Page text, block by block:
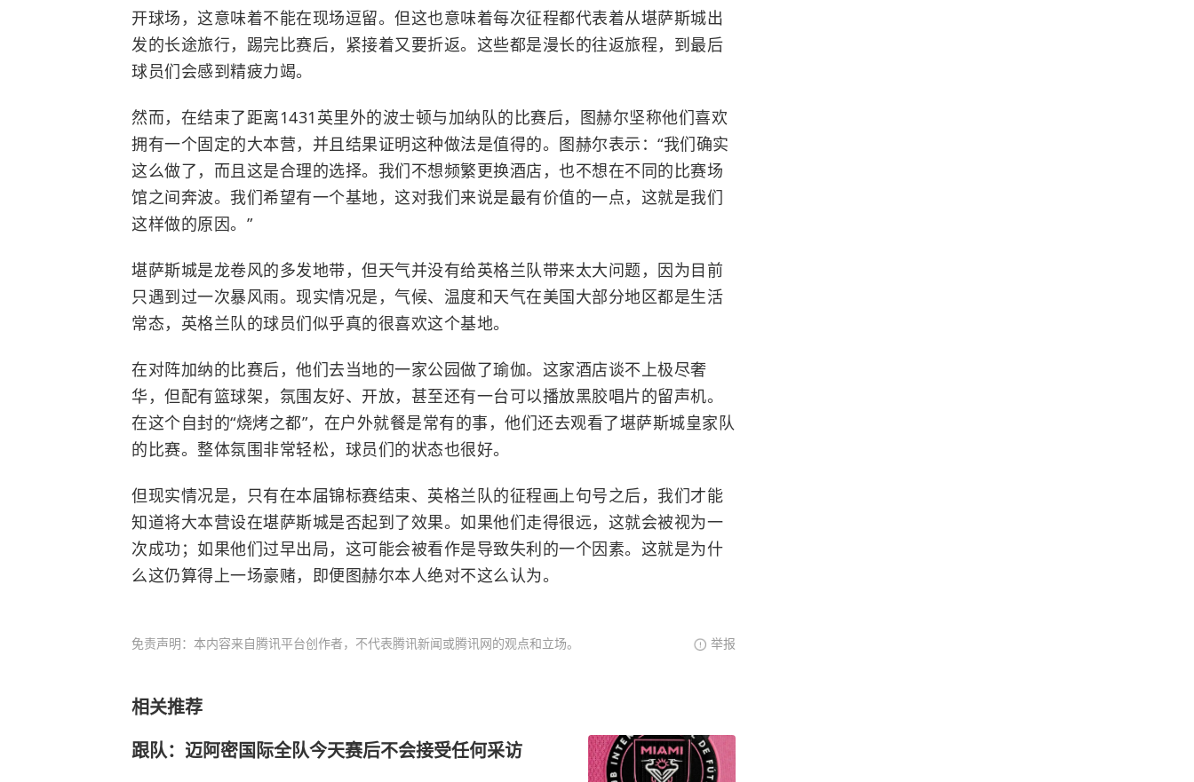
开球场，这意味着不能在现场逗留。但这也意味着每次征程都代表着从堪萨斯城出
发的长途旅行，踢完比赛后，紧接着又要折返。这些都是漫长的往返旅程，到最后
球员们会感到精疲力竭。
然而，在结束了距离1431英里外的波士顿与加纳队的比赛后，图赫尔坚称他们喜欢
拥有一个固定的大本营，并且结果证明这种做法是值得的。 图赫尔表示：“我们确实
这么做了，而且这是合理的选择。我们不想频繁更换酒店，也不想在不同的比赛场
馆之间奔波。我们希望有一个基地，这对我们来说是最有价值的一点，这就是我们
这样做的原因。”
堪萨斯城是龙卷风的多发地带，但天气并没有给英格兰队带来太大问题，因为目前
只遇到过一次暴风雨。现实情况是，气候、温度和天气在美国大部分地区都是生活
常态，英格兰队的球员们似乎真的很喜欢这个基地。
在对阵加纳的比赛后，他们去当地的一家公园做了瑜伽。 这家酒店谈不上极尽奢
华，但配有篮球架，氛围友好、开放，甚至还有一台可以播放黑胶唱片的留声机。
在这个自封的“烧烤之都”，在户外就餐是常有的事，他们还去观看了堪萨斯城皇家队
的比赛。整体氛围非常轻松，球员们的状态也很好。
但现实情况是，只有在本届锦标赛结束、英格兰队的征程画上句号之后，我们才能
知道将大本营设在堪萨斯城是否起到了效果。如果他们走得很远，这就会被视为一
次成功；如果他们过早出局，这可能会被看作是导致失利的一个因素。这就是为什
么这仍算得上一场豪赌，即便图赫尔本人绝对不这么认为。
免责声明：本内容来自腾讯平台创作者，不代表腾讯新闻或腾讯网的观点和立场。 举报
相关推荐
跟队：迈阿密国际全队今天赛后不会接受任何采访